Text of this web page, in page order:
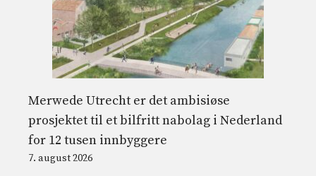
Merwede Utrecht er det ambisiøse
prosjektet til et bilfritt nabolag i Nederland
for 12 tusen innbyggere
7. august 2026